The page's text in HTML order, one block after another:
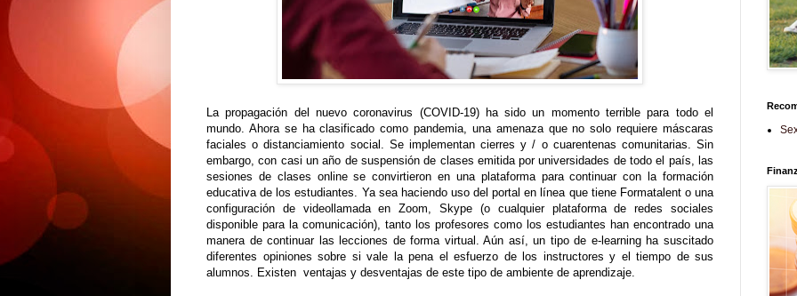
La propagación del nuevo coronavirus (COVID-19) ha sido un momento terrible para todo el
mundo. Ahora se ha clasificado como pandemia, una amenaza que no solo requiere máscaras
faciales o distanciamiento social. Se implementan cierres y / o cuarentenas comunitarias. Sin
embargo, con casi un año de suspensión de clases emitida por universidades de todo el país, las
sesiones de clases online se convirtieron en una plataforma para continuar con la formación
educativa de los estudiantes. Ya sea haciendo uso del portal en línea que tiene Formatalent o una
configuración de videollamada en Zoom, Skype (o cualquier plataforma de redes sociales
disponible para la comunicación), tanto los profesores como los estudiantes han encontrado una
manera de continuar las lecciones de forma virtual. Aún así, un tipo de e-learning ha suscitado
diferentes opiniones sobre si vale la pena el esfuerzo de los instructores y el tiempo de sus
alumnos. Existen ventajas y desventajas de este tipo de ambiente de aprendizaje.